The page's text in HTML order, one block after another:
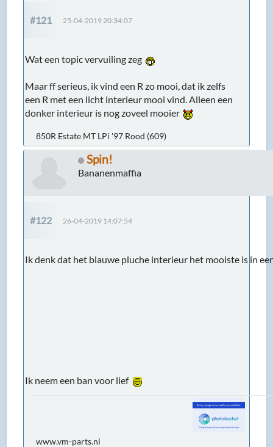
#121 25-04-2019 20:34:07
Wat een topic vervuiling zeg
Maar ff serieus, ik vind een R zo mooi, dat ik zelfs
een R met een licht interieur mooi vind. Alleen een
donker interieur is nog zoveel mooier
850R Estate MT LPi '97 Rood (609)
Spin!
Bananenmaffia
#122 26-04-2019 14:07:54
Ik denk dat het blauwe pluche interieur het mooiste is in
Ik neem een ban voor lief
www.vm-parts.nl